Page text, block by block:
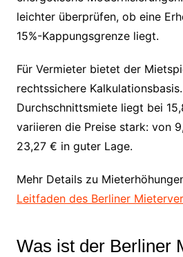
leichter überprüfen, ob eine
15%-Kappungsgrenze liegt.
Für Vermieter bietet der
rechtssichere
Durchschnittsmiete liegt bei
variieren die Preise stark: von
23,27 € in guter Lage.
Mehr Details zu
Leitfaden des Berliner
Was ist der Berliner